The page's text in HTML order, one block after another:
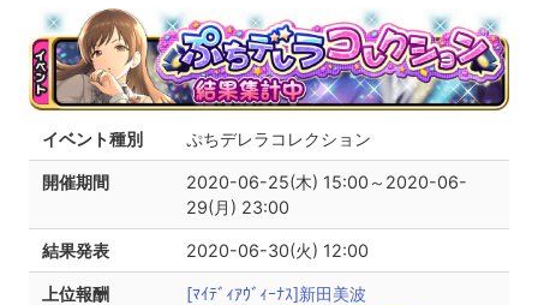
イベント種別 ぷちデレラコレクション
開催期間
2020-06-25(木) 15:00～2020-06-
29(月) 23:00
結果発表 2020-06-30(火) 12:00
上位報酬 [ﾏｲﾃﾞｨｱｳﾞｨｰﾅｽ]新田美波